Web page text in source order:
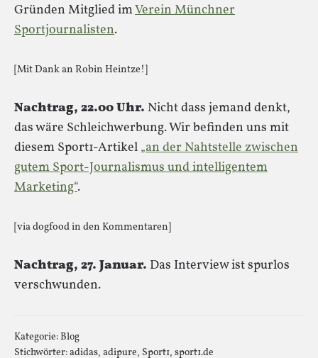
Gründen Mitglied imVerein Münchner
Sportjournalisten.
[Mit Dank an Robin Heintze!]
Nachtrag, 22.00 Uhr. Nicht dass jemand denkt,
das wäre Schleichwerbung. Wir befinden uns mit
diesem Sport1-Artikel „an der Nahtstelle zwischen
gutem Sport-Journalismus und intelligentem
Marketing“.
[via dogfood in den Kommentaren]
Nachtrag, 27. Januar. Das Interview ist spurlos
verschwunden.
Kategorie:Blog
Stichwörter:adidas, adipure, Sport1, sport1.de